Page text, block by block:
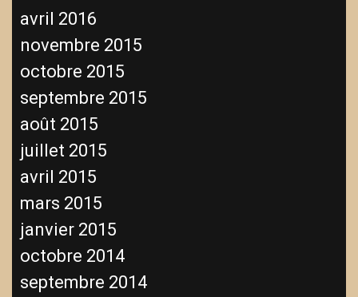
avril 2016
novembre 2015
octobre 2015
septembre 2015
août 2015
juillet 2015
avril 2015
mars 2015
janvier 2015
octobre 2014
septembre 2014